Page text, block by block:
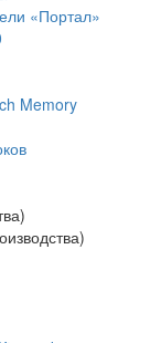
«Портал»
Memory